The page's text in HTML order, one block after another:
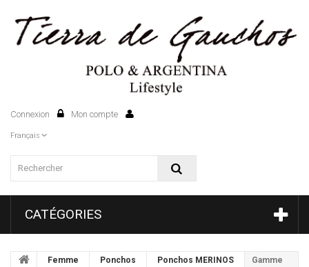
Connexion Mon compte
Français
CATÉGORIES
Femme Ponchos Ponchos MERINOS
Gamme